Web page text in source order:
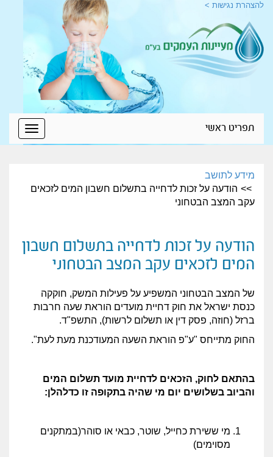
להצהרת נגישות >
Toggle
תפריט ראשי
מידע לתושב
הודעה על זכות לדחייה בתשלום חשבון המים לזכאים
עקב המצב הבטחוני
הודעה על זכות לדחייה בתשלום חשבון
המים לזכאים עקב המצב הבטחוני
של המצב הבטחוני המשפיע על פעילות המשק, חוקקה
כנסת ישראל את חוק דחיית מועדים הוראת שעה חרבות
ברזל (חוזה, פסק דין או תשלום לרשות), התשפ"ד.
החוק מתייחס "ע"פ הוראת השעה המעודכנת מעת לעת".
בהתאם לחוק, הזכאים לדחיית מועד תשלום המים
והביוב בשלושים יום מי שהיה בתקופה זו כדלהלן:
מי ששירת כחייל, שוטר, כבאי או סוהר(במתקנים
מסוימים)